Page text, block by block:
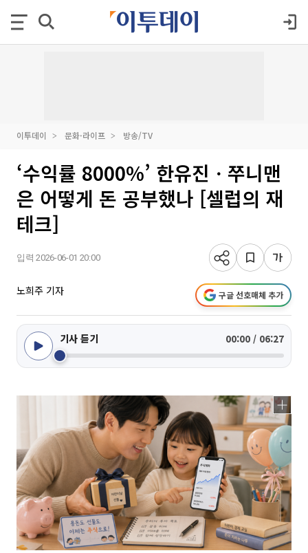
이투데이 문화·라이프 방송/TV
‘수익률 8000%’ 한유진ㆍ쭈니맨
은 어떻게 돈 공부했나 [셀럽의 재
테크]
입력 2026-06-01 20:00
노희주 기자 구글 선호매체 추가
기사 듣기 00:00 / 06:27